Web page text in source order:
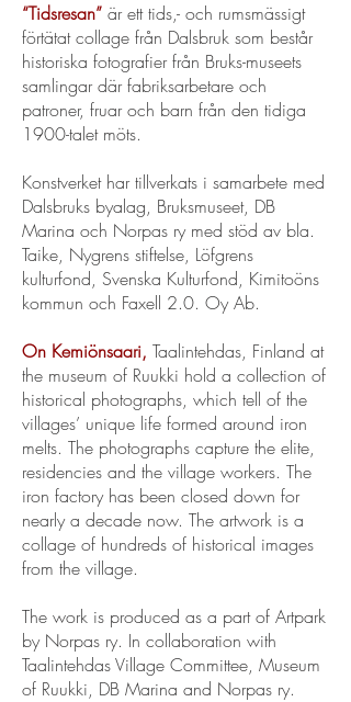
“Tidsresan” är ett tids,- och rumsmässigt
förtätat collage från Dalsbruk som består
historiska fotografier från Bruks-museets
samlingar där fabriksarbetare och
patroner, fruar och barn från den tidiga
1900-talet möts.
Konstverket har tillverkats i samarbete med
Dalsbruks byalag, Bruksmuseet, DB
Marina och Norpas ry med stöd av bla.
Taike, Nygrens stiftelse, Löfgrens
kulturfond, Svenska Kulturfond, Kimitoöns
kommun och Faxell 2.0. Oy Ab.
On Kemiönsaari, Taalintehdas, Finland at
the museum of Ruukki hold a collection of
historical photographs, which tell of the
villages’ unique life formed around iron
melts. The photographs capture the elite,
residencies and the village workers. The
iron factory has been closed down for
nearly a decade now. The artwork is a
collage of hundreds of historical images
from the village.
The work is produced as a part of Artpark
by Norpas ry. In collaboration with
Taalintehdas Village Committee, Museum
of Ruukki, DB Marina and Norpas ry.